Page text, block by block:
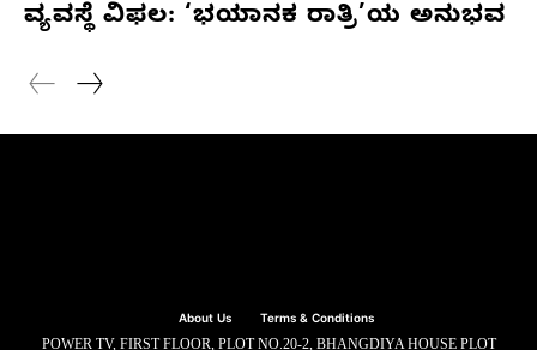
ವ್ಯವಸ್ಥೆ ವಿಫಲ: ‘ಭಯಾನಕ ರಾತ್ರಿ’ಯ ಅನುಭವ
About Us Terms & Conditions
POWER TV, FIRST FLOOR, PLOT NO.20-2, BHANGDIYA HOUSE PLOT